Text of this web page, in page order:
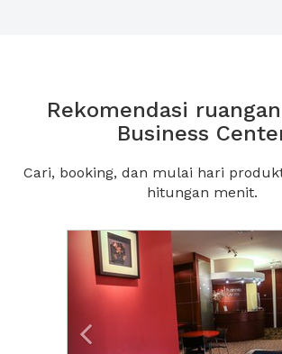
Rekomendasi
Business
Cari, booking, dan mulai hari
hitungan menit.
Previous